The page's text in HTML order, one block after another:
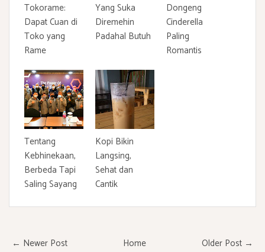
Tokorame:
Dapat Cuan di
Toko yang
Rame
Yang Suka
Diremehin
Padahal Butuh
Dongeng
Cinderella
Paling
Romantis
Tentang
Kebhinekaan,
Berbeda Tapi
Saling Sayang
Kopi Bikin
Langsing,
Sehat dan
Cantik
← Newer Post Older Post →
Home